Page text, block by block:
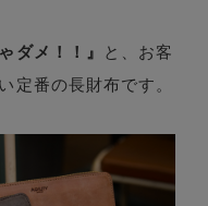
ダメ！！』
と、お客
定番の長財布です。